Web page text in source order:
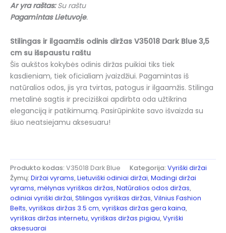
Ar yra raštas:Su raštu
Pagamintas Lietuvoje.
Stilingas ir ilgaamžis odinis diržas V35018 Dark Blue 3,5
cm su išspaustu raštu
Šis aukštos kokybės odinis diržas puikiai tiks tiek
kasdieniam, tiek oficialiam įvaizdžiui. Pagamintas iš
natūralios odos, jis yra tvirtas, patogus ir ilgaamžis. Stilinga
metalinė sagtis ir preciziškai apdirbta oda užtikrina
eleganciją ir patikimumą. Pasirūpinkite savo išvaizda su
šiuo neatsiejamu aksesuaru!
Produkto kodas: V35018 Dark Blue Kategorija: Vyriški diržai
Žymų: Diržai vyrams,Lietuviški odiniai diržai,Madingi diržai
vyrams,mėlynas vyriškas diržas,Natūralios odos diržas,
odiniai vyriški diržai,Stilingas vyriškas diržas,Vilnius Fashion
Belts,vyriškas diržas 3.5 cm,vyriškas diržas gera kaina,
vyriškas diržas internetu,vyriškas diržas pigiau,Vyriški
aksesuarai